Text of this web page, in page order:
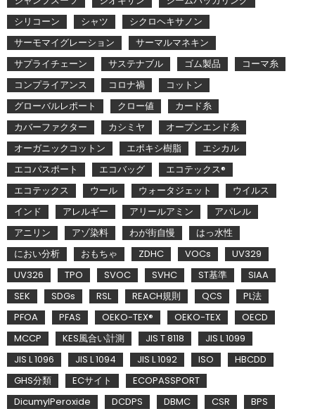
シリコーン
シャツ
シクロヘキサノン
サーモマイグレーション
サーマルマネキン
サプライチェーン
サステナブル ゴム製品
コーマ糸
コンプライアンス
コロナ禍
コットン
グローバルレポート
クロー値
カード糸
カバーファクター
カシミヤ
オープンエンド糸
オーガニックコットン
エポキシ樹脂
エシカル
エコパスポート
エコバッグ
エコテックス®
エコテックス
ウール ウォータジェット
ウイルス
インド
アレルギー アリールアミン
アパレル
アニリン
アゾ染料 わが街自慢
はっ水性
におい分析
おもちゃ ZDHC VOCs
UV329
UV326
TPO SVOC SVHC ST基準
SIAA
SEK
SDGs RSL REACH規則 QCS
PL法
PFOA
PFAS OEKO-TEX® OEKO-TEX
OECD
MCCP
KES風合い計測 JIS T 8118
JIS L 1099
JIS L 1096
JIS L 1094 JIS L 1092 ISO
HBCDD
GHS分類
ECサイト
ECOPASSPORT
DicumylPeroxide
DCDPS DBMC CSR
BPS